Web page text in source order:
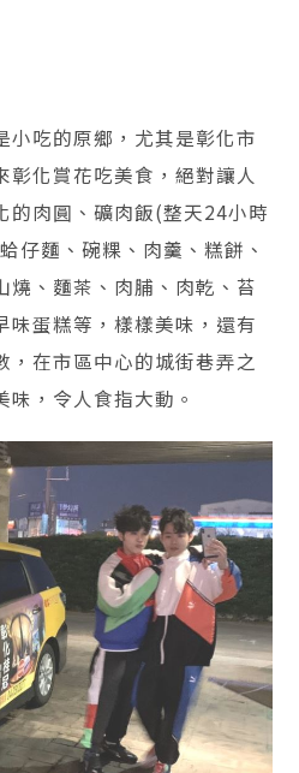
小吃的原鄉，尤其是彰化市
彰化賞花吃美食，絕對讓人
的肉圓、礦肉飯(整天24小時
仔麵、碗粿、肉羹、糕餅、
燒、麵茶、肉脯、肉乾、苔
味蛋糕等，樣樣美味，還有
，在市區中心的城街巷弄之
，令人食指大動。